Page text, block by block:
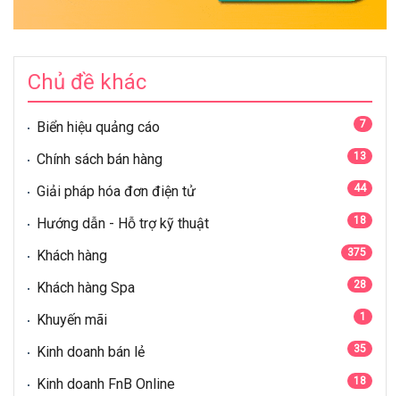
Chủ đề khác
Biển hiệu quảng cáo 7
Chính sách bán hàng 13
Giải pháp hóa đơn điện tử 44
Hướng dẫn - Hỗ trợ kỹ thuật 18
Khách hàng 375
Khách hàng Spa 28
Khuyến mãi 1
Kinh doanh bán lẻ 35
Kinh doanh FnB Online 18